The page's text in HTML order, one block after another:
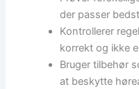
der passer
Kontrollerer
korrekt og ikke
Bruger tilbehør
at beskytte